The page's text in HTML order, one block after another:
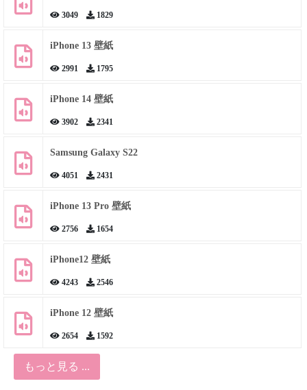
3049 1829
iPhone 13 壁紙
2991 1795
iPhone 14 壁紙
3902 2341
Samsung Galaxy S22
4051 2431
iPhone 13 Pro 壁紙
2756 1654
iPhone12 壁紙
4243 2546
iPhone 12 壁紙
2654 1592
もっと見る ...